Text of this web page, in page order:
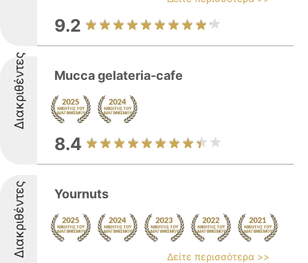
9.2
Διακριθέντες Mucca gelateria-cafe
8.4
Διακριθέντες Yournuts
Δείτε περισσότερα >>